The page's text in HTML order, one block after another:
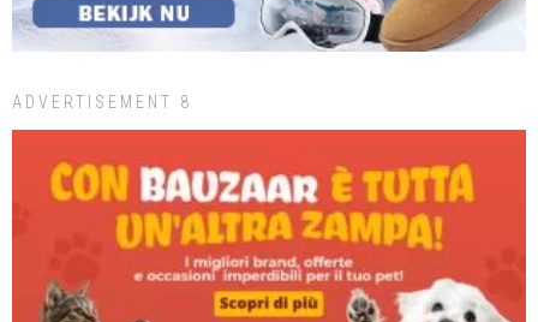
ADVERTISEMENT 8